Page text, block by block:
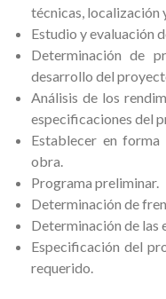
técnicas, localización
Estudio y evaluación
Determinación de
desarrollo del
Análisis de los
especificaciones del
Establecer en
obra.
Programa preliminar.
Determinación de
Determinación de las
Especificación del
requerido.